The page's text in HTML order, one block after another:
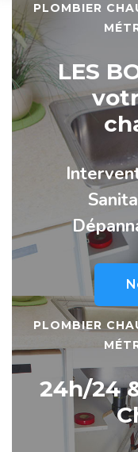
PLOMBIER
LES
PLOMBIER
24h/24